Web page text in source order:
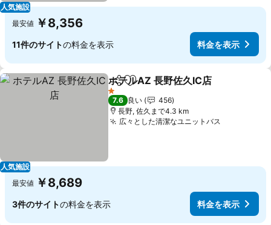
人気施設
最安値 ￥8,356
11件のサイトの料金を表示 料金を表示
人気施設
シェアお気に入りに追加
ホテルAZ 長野佐久IC店
1 ホテルのランク
7.6 良い
456
長野, 佐久まで4.3 km
広々とした清潔なユニットバス
最安値 ￥8,689
3件のサイトの料金を表示 料金を表示